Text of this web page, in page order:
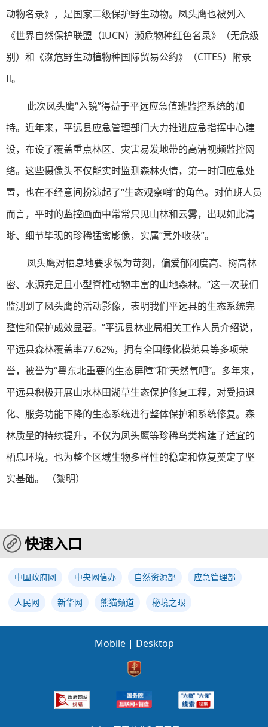
动物名录》，是国家二级保护野生动物。凤头鹰也被列入
《世界自然保护联盟（IUCN）濒危物种红色名录》（无危级
别）和《濒危野生动植物种国际贸易公约》（CITES）附录
Ⅱ。
此次凤头鹰“入镜”得益于平远应急值班监控系统的加
持。近年来，平远县应急管理部门大力推进应急指挥中心建
设，布设了覆盖重点林区、灾害易发地带的高清视频监控网
络。这些摄像头不仅能实时监测森林火情，第一时间应急处
置，也在不经意间扮演起了“生态观察哨”的角色。对值班人员
而言，平时的监控画面中常常只见山林和云雾，出现如此清
晰、细节毕现的珍稀猛禽影像，实属“意外收获”。
凤头鹰对栖息地要求极为苛刻，偏爱郁闭度高、树高林
密、水源充足且小型脊椎动物丰富的山地森林。“这一次我们
监测到了凤头鹰的活动影像，表明我们平远县的生态系统完
整性和保护成效显著。”平远县林业局相关工作人员介绍说，
平远县森林覆盖率77.62%，拥有全国绿化模范县等多项荣
誉，被誉为“粤东北重要的生态屏障”和“天然氧吧”。多年来，
平远县积极开展山水林田湖草生态保护修复工程，对受损退
化、服务功能下降的生态系统进行整体保护和系统修复。森
林质量的持续提升，不仅为凤头鹰等珍稀鸟类构建了适宜的
栖息环境，也为整个区域生物多样性的稳定和恢复奠定了坚
实基础。 （黎明）
快速入口
中国政府网 中央网信办 自然资源部 应急管理部
人民网 新华网 熊猫频道 秘境之眼
Mobile | Desktop